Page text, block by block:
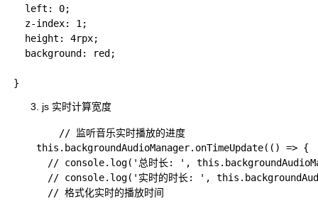
  left: 0;
  z-index: 1;
  height: 4rpx;
  background: red;
js 实时计算宽度
    this.backgroundAudioManager.onTimeUpdate(() => {
// console.log('总时长: ',
// console.log('实时的时长: ',
      // 格式化实时的播放时间